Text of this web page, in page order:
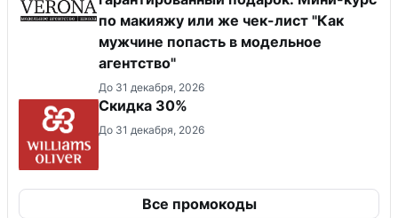
по макияжу или же чек-лист "Как
мужчине попасть в модельное
агентство"
До 31 декабря, 2026
Скидка 30%
До 31 декабря, 2026
Все промокоды